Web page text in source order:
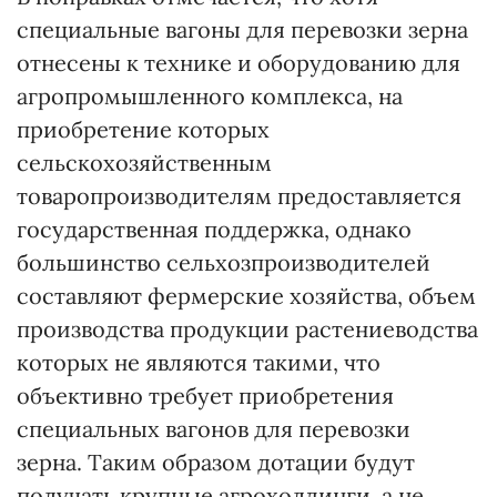
специальные вагоны для перевозки зерна
отнесены к технике и оборудованию для
агропромышленного комплекса, на
приобретение которых
сельскохозяйственным
товаропроизводителям предоставляется
государственная поддержка, однако
большинство сельхозпроизводителей
составляют фермерские хозяйства, объем
производства продукции растениеводства
которых не являются такими, что
объективно требует приобретения
специальных вагонов для перевозки
зерна. Таким образом дотации будут